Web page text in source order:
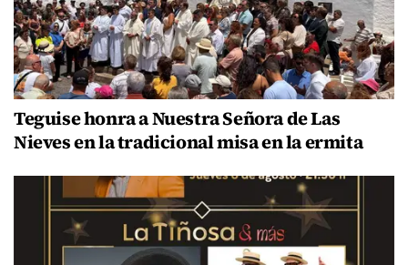
Teguise honra a Nuestra Señora de Las
Nieves en la tradicional misa en la ermita